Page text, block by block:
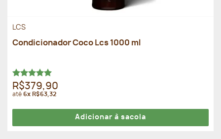
LCS
Condicionador Coco Lcs 1000 ml
Avaliação
5.00de 5
R$379,90
até6x R$63,32
Adicionar à sacola